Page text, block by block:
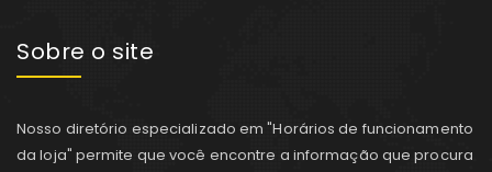
Sobre o site
Nosso diretório especializado em "Horários de funcionamento
da loja" permite que você encontre a informação que procura